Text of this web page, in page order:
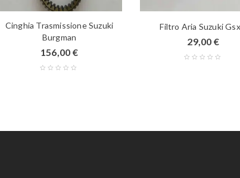
Cinghia Trasmissione Suzuki
Burgman
156,00 €
Filtro Aria Suzuki
29,00 €